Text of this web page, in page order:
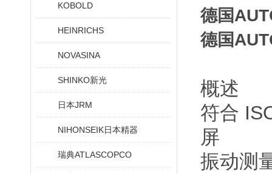
KOBOLD
HEINRICHS
NOVASINA
SHINKO新光
日本JRM
NIHONSEIK日本精器
瑞典ATLASCOPCO
德国
德国
概述
符合
屏
振动测